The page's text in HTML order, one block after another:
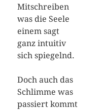
Mitschreiben
was die Seele
einem sagt
ganz intuitiv
sich spiegelnd.
Doch auch das
Schlimme was
passiert kommt